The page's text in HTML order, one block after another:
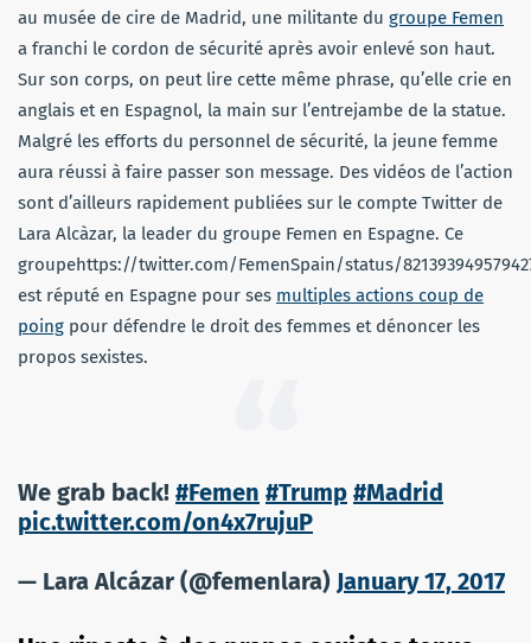
au musée de cire de Madrid, une militante du groupe Femen
a franchi le cordon de sécurité après avoir enlevé son haut.
Sur son corps, on peut lire cette même phrase, qu’elle crie en
anglais et en Espagnol, la main sur l’entrejambe de la statue.
Malgré les efforts du personnel de sécurité, la jeune femme
aura réussi à faire passer son message. Des vidéos de l’action
sont d’ailleurs rapidement publiées sur le compte Twitter de
Lara Alcàzar, la leader du groupe Femen en Espagne. Ce
groupehttps://twitter.com/FemenSpain/status/
est réputé en Espagne pour ses multiples actions coup de
poing pour défendre le droit des femmes et dénoncer les
propos sexistes.
We grab back! #Femen #Trump #Madrid
pic.twitter.com/on4x7rujuP
— Lara Alcázar (@femenlara) January 17, 2017